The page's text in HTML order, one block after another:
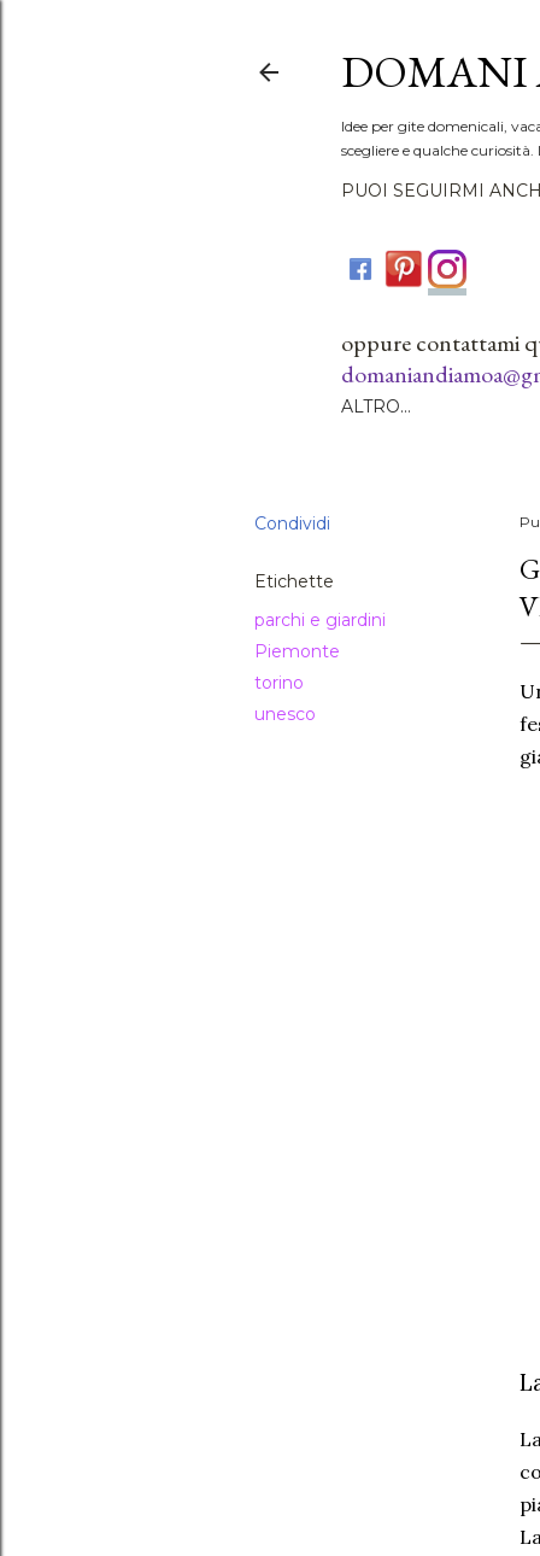
DOMANI
Idee per gite domenicali,
scegliere e qualche
PUOI SEGUIRMI
oppure contattami
ALTRO…
Condividi
Etichette
parchi e giardini
Piemonte
torino
unesco